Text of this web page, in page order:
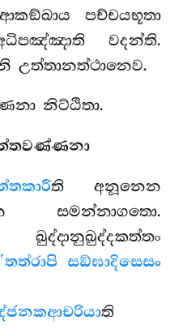
පච්චයභූතා
වදන්ති.
උත්තානත්ථානෙව.
නිට්ඨිතා.
ති අනූනෙන
සමන්නාගතො.
සඞ්ඝාදිසෙසං
ති